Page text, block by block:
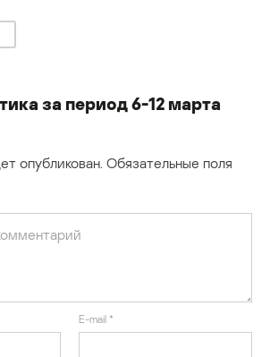
за период 6-12 марта
опубликован. Обязательные поля
E-mail *